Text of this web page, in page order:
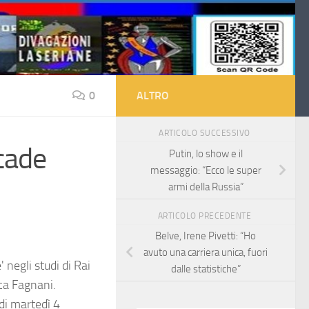
0
negli studi di Rai
Fagnani.
martedì 4
ALTRO
ARTICOLO SUCCESSIVO
Putin, lo show e il
messaggio: “Ecco le super
armi della Russia”
ARTICOLO PRECEDENTE
Belve, Irene Pivetti: “Ho
avuto una carriera unica, fuori
dalle statistiche”